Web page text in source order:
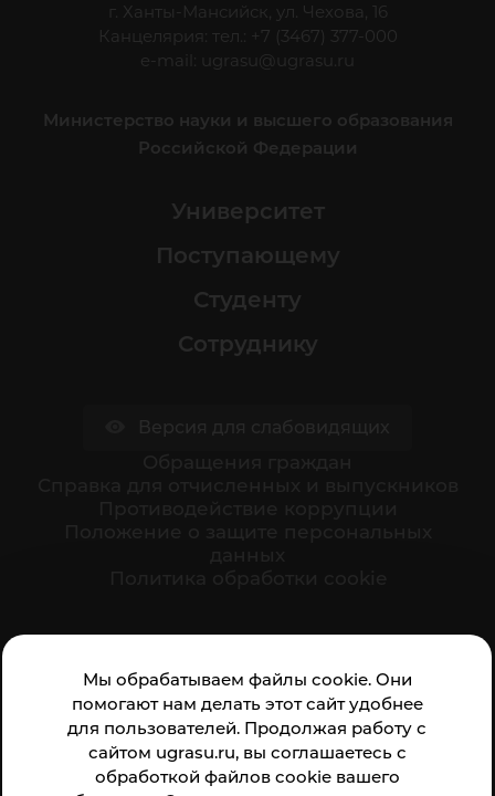
Мы обрабатываем файлы cookie. Они
помогают нам делать этот сайт удобнее
для пользователей. Продолжая работу с
сайтом ugrasu.ru, вы соглашаетесь с
обработкой файлов cookie вашего
г. Ханты-Мансийск, ул. Чехова, 16
Канцелярия: тел.: +7 (3467) 377-000
e-mail:
ugrasu@ugrasu.ru
Министерство науки и высшего образования
Российской Федерации
Университет
Поступающему
Студенту
Сотруднику
организации: